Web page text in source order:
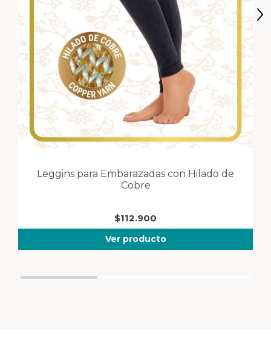
Leggins para Embarazadas con Hilado de
Cobre
$112.900
Ver producto